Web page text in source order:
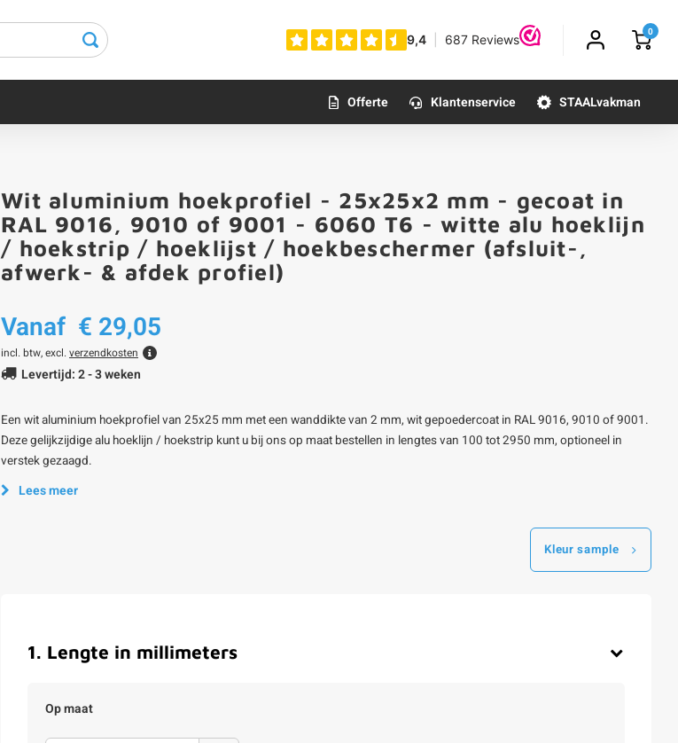
0
Offerte Klantenservice STAALvakman
Wit aluminium hoekprofiel - 25x25x2 mm - gecoat in
RAL 9016, 9010 of 9001 - 6060 T6 - witte alu hoeklijn
/ hoekstrip / hoeklijst / hoekbeschermer (afsluit-,
afwerk- & afdek profiel)
Vanaf € 29,05
incl. btw, excl. verzendkosten
Levertijd: 2 - 3 weken
Een wit aluminium hoekprofiel van 25x25 mm met een wanddikte van 2 mm, wit gepoedercoat in RAL 9016, 9010 of 9001.
Deze gelijkzijdige alu hoeklijn / hoekstrip kunt u bij ons op maat bestellen in lengtes van 100 tot 2950 mm, optioneel in
verstek gezaagd.
Lees meer
Kleur sample
1. Lengte in millimeters
Op maat